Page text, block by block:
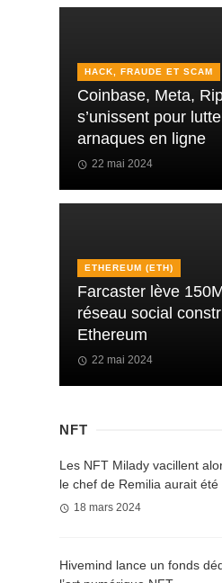
HACK, FRAUDE ET SCAM
Coinbase, Meta,
s’unissent pour
arnaques en ligne
22 mai 2024
ETHEREUM (ETH)
Farcaster lève
réseau social
Ethereum
22 mai 2024
NFT
Les NFT Milady vacillent
le chef de Remilia aurait été
18 mars 2024
Hivemind lance un fonds